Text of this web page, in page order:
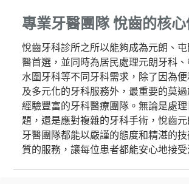
專業牙醫團隊 悅齒的核
悅齒牙科診所之所以能夠成為元朗、
醫首選，並同時為居民處理元朗牙科
水圍牙科等不同牙科需求，除了因為
及多元化的牙科服務外，最重要的莫
經驗豐富的牙科醫療團隊。無論是處
題，還是應對複雜的牙科手術，悅齒
牙醫團隊都能以嚴謹的態度和精湛的
質的服務，讓每位患者都能安心地接受